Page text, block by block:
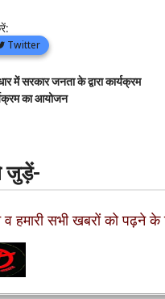
Twitter
में सरकार जनता के द्वारा कार्यक्रम
का आयोजन
जुड़ें-
हमारी सभी खबरों को पढ़ने